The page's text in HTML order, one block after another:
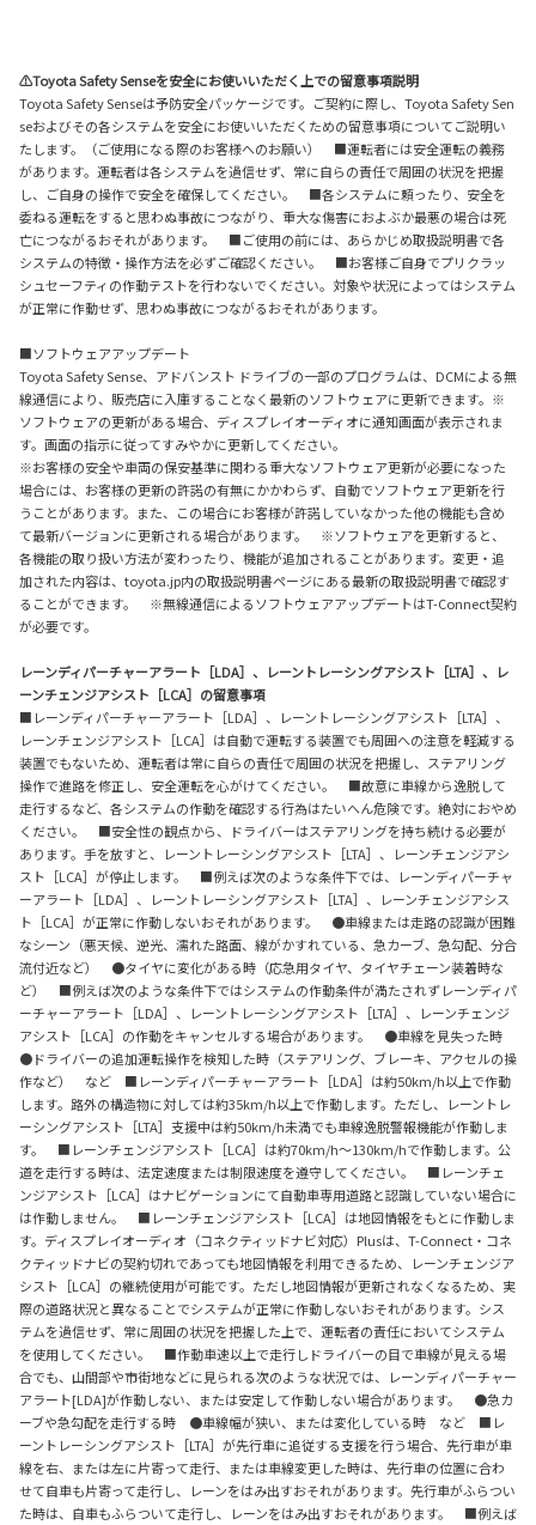
⚠Toyota Safety Senseを安全にお使いいただく上での留意事項説明
Toyota Safety Senseは予防安全パッケージです。ご契約に際し、Toyota Safety Sen
seおよびその各システムを安全にお使いいただくための留意事項についてご説明い
たします。（ご使用になる際のお客様へのお願い） ■運転者には安全運転の義務
があります。運転者は各システムを過信せず、常に自らの責任で周囲の状況を把握
し、ご自身の操作で安全を確保してください。 ■各システムに頼ったり、安全を
委ねる運転をすると思わぬ事故につながり、重大な傷害におよぶか最悪の場合は死
亡につながるおそれがあります。 ■ご使用の前には、あらかじめ取扱説明書で各
システムの特徴・操作方法を必ずご確認ください。 ■お客様ご自身でプリクラッ
シュセーフティの作動テストを行わないでください。対象や状況によってはシステム
が正常に作動せず、思わぬ事故につながるおそれがあります。
■ソフトウェアアップデート
Toyota Safety Sense、アドバンスト ドライブの一部のプログラムは、DCMによる無
線通信により、販売店に入庫することなく最新のソフトウェアに更新できます。※
ソフトウェアの更新がある場合、ディスプレイオーディオに通知画面が表示されま
す。画面の指示に従ってすみやかに更新してください。
※お客様の安全や車両の保安基準に関わる重大なソフトウェア更新が必要になった
場合には、お客様の更新の許諾の有無にかかわらず、自動でソフトウェア更新を行
うことがあります。また、この場合にお客様が許諾していなかった他の機能も含め
て最新バージョンに更新される場合があります。 ※ソフトウェアを更新すると、
各機能の取り扱い方法が変わったり、機能が追加されることがあります。変更・追
加された内容は、toyota.jp内の取扱説明書ページにある最新の取扱説明書で確認す
ることができます。 ※無線通信によるソフトウェアアップデートはT-Connect契約
が必要です。
レーンディパーチャーアラート［LDA］、レーントレーシングアシスト［LTA］、レ
ーンチェンジアシスト［LCA］の留意事項
■レーンディパーチャーアラート［LDA］、レーントレーシングアシスト［LTA］、
レーンチェンジアシスト［LCA］は自動で運転する装置でも周囲への注意を軽減する
装置でもないため、運転者は常に自らの責任で周囲の状況を把握し、ステアリング
操作で進路を修正し、安全運転を心がけてください。 ■故意に車線から逸脱して
走行するなど、各システムの作動を確認する行為はたいへん危険です。絶対におやめ
ください。 ■安全性の観点から、ドライバーはステアリングを持ち続ける必要が
あります。手を放すと、レーントレーシングアシスト［LTA］、レーンチェンジアシ
スト［LCA］が停止します。 ■例えば次のような条件下では、レーンディパーチャ
ーアラート［LDA］、レーントレーシングアシスト［LTA］、レーンチェンジアシス
ト［LCA］が正常に作動しないおそれがあります。 ●車線または走路の認識が困難
なシーン（悪天候、逆光、濡れた路面、線がかすれている、急カーブ、急勾配、分合
流付近など） ●タイヤに変化がある時（応急用タイヤ、タイヤチェーン装着時な
ど） ■例えば次のような条件下ではシステムの作動条件が満たされずレーンディパ
ーチャーアラート［LDA］、レーントレーシングアシスト［LTA］、レーンチェンジ
アシスト［LCA］の作動をキャンセルする場合があります。 ●車線を見失った時
●ドライバーの追加運転操作を検知した時（ステアリング、ブレーキ、アクセルの操
作など） など ■レーンディパーチャーアラート［LDA］は約50km/h以上で作動
します。路外の構造物に対しては約35km/h以上で作動します。ただし、レーントレ
ーシングアシスト［LTA］支援中は約50km/h未満でも車線逸脱警報機能が作動しま
す。 ■レーンチェンジアシスト［LCA］は約70km/h～130km/hで作動します。公
道を走行する時は、法定速度または制限速度を遵守してください。 ■レーンチェ
ンジアシスト［LCA］はナビゲーションにて自動車専用道路と認識していない場合に
は作動しません。 ■レーンチェンジアシスト［LCA］は地図情報をもとに作動しま
す。ディスプレイオーディオ（コネクティッドナビ対応）Plusは、T-Connect・コネ
クティッドナビの契約切れであっても地図情報を利用できるため、レーンチェンジア
シスト［LCA］の継続使用が可能です。ただし地図情報が更新されなくなるため、実
際の道路状況と異なることでシステムが正常に作動しないおそれがあります。シス
テムを過信せず、常に周囲の状況を把握した上で、運転者の責任においてシステム
を使用してください。 ■作動車速以上で走行しドライバーの目で車線が見える場
合でも、山間部や市街地などに見られる次のような状況では、レーンディパーチャー
アラート[LDA]が作動しない、または安定して作動しない場合があります。 ●急カ
ーブや急勾配を走行する時 ●車線幅が狭い、または変化している時 など ■レ
ーントレーシングアシスト［LTA］が先行車に追従する支援を行う場合、先行車が車
線を右、または左に片寄って走行、または車線変更した時は、先行車の位置に合わ
せて自車も片寄って走行し、レーンをはみ出すおそれがあります。先行車がふらつい
た時は、自車もふらついて走行し、レーンをはみ出すおそれがあります。 ■例えば